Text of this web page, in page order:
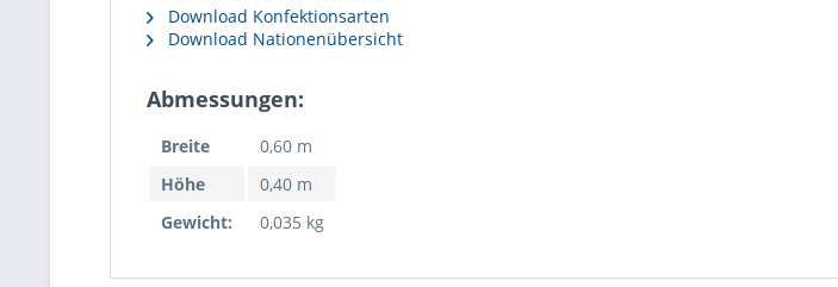
Download Konfektionsarten
Download Nationenübersicht
Abmessungen:
Breite
0,60 m
Höhe
0,40 m
Gewicht:
0,035 kg